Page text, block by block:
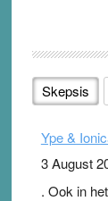
Skepsis
Ype &
3 August
. Ook in